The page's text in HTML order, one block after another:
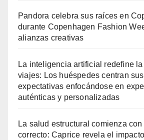
Pandora celebra sus raíces en
durante Copenhagen Fashion
alianzas creativas
La inteligencia artificial redefine
viajes: Los huéspedes centran
expectativas enfocándose en
auténticas y personalizadas
La salud estructural comienza
correcto: Caprice revela el